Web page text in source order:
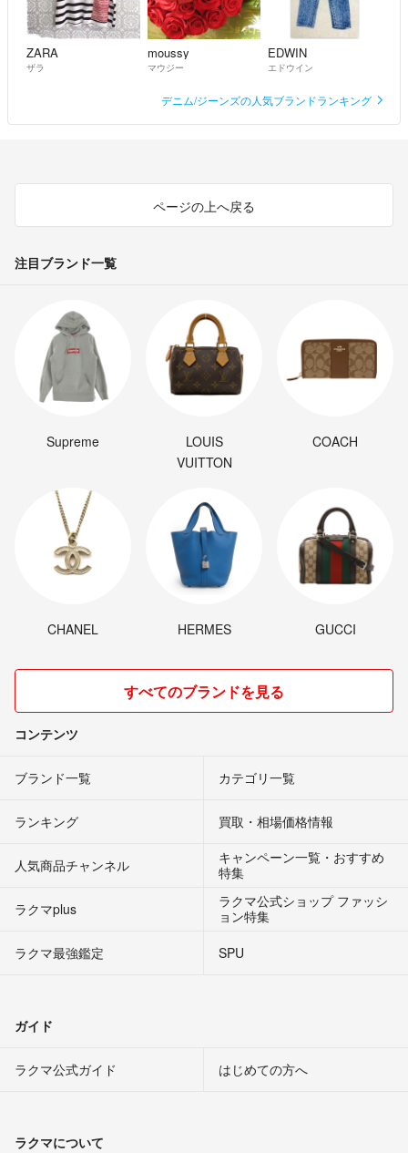
ZARA
ザラ
moussy
マウジー
EDWIN
エドウイン
デニム/ジーンズの人気ブランドランキング
ページの上へ戻る
注目ブランド一覧
Supreme
LOUIS
VUITTON
COACH
CHANEL HERMES GUCCI
すべてのブランドを見る
コンテンツ
ブランド一覧 カテゴリ一覧
ランキング 買取・相場価格情報
人気商品チャンネル
キャンペーン一覧・おすすめ
特集
ラクマplus
ラクマ公式ショップ ファッシ
ョン特集
ラクマ最強鑑定
SPU
ガイド
ラクマ公式ガイド はじめての方へ
ラクマについて